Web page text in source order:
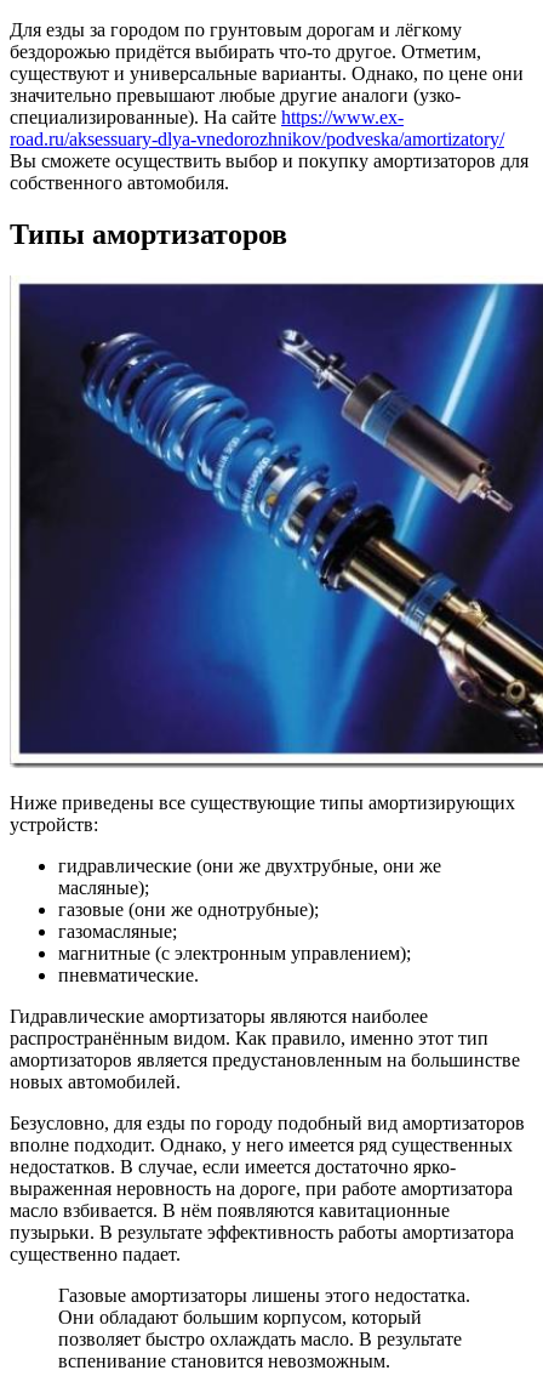
Для езды за городом по грунтовым дорогам и лёгкому
бездорожью придётся выбирать что-то другое. Отметим,
существуют и универсальные варианты. Однако, по цене они
значительно превышают любые другие аналоги (узко-
специализированные). На сайте https://www.ex-
road.ru/aksessuary-dlya-vnedorozhnikov/podveska/amortizatory/
Вы сможете осуществить выбор и покупку амортизаторов для
собственного автомобиля.
Типы амортизаторов
Ниже приведены все существующие типы амортизирующих
устройств:
гидравлические (они же двухтрубные, они же
масляные);
газовые (они же однотрубные);
газомасляные;
магнитные (с электронным управлением);
пневматические.
Гидравлические амортизаторы являются наиболее
распространённым видом. Как правило, именно этот тип
амортизаторов является предустановленным на большинстве
новых автомобилей.
Безусловно, для езды по городу подобный вид амортизаторов
вполне подходит. Однако, у него имеется ряд существенных
недостатков. В случае, если имеется достаточно ярко-
выраженная неровность на дороге, при работе амортизатора
масло взбивается. В нём появляются кавитационные
пузырьки. В результате эффективность работы амортизатора
существенно падает.
Газовые амортизаторы лишены этого недостатка.
Они обладают большим корпусом, который
позволяет быстро охлаждать масло. В результате
вспенивание становится невозможным.